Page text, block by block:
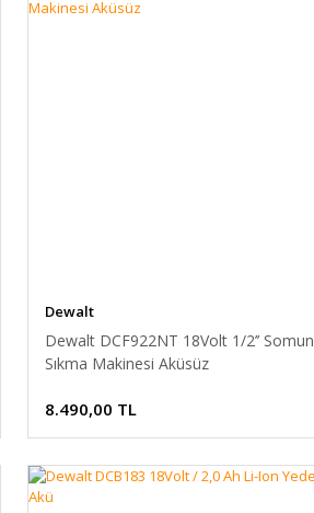
Dewalt
Dewalt DCF922NT 18Volt 1/2’’ Somun
Sıkma Makinesi Aküsüz
8.490,00 TL